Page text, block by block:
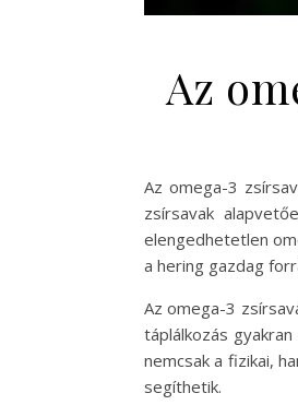
Az
Az omega-3
zsírsavak
elengedhetetlen
a hering gazdag
Az omega-3
táplálkozás
nemcsak a fizikai,
segíthetik.